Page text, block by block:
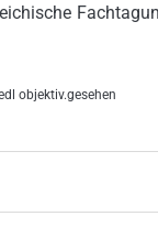
objektiv.gesehen